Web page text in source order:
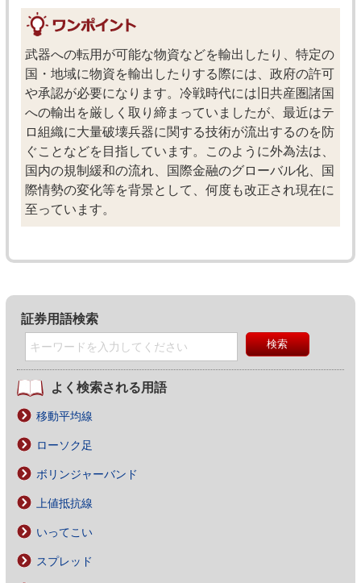
武器への転用が可能な物資などを輸出したり、特定の
国・地域に物資を輸出したりする際には、政府の許可
や承認が必要になります。冷戦時代には旧共産圏諸国
への輸出を厳しく取り締まっていましたが、最近はテ
ロ組織に大量破壊兵器に関する技術が流出するのを防
ぐことなどを目指しています。このように外為法は、
国内の規制緩和の流れ、国際金融のグローバル化、国
際情勢の変化等を背景として、何度も改正され現在に
至っています。
証券用語検索
よく検索される用語
移動平均線
ローソク足
ボリンジャーバンド
上値抵抗線
いってこい
スプレッド